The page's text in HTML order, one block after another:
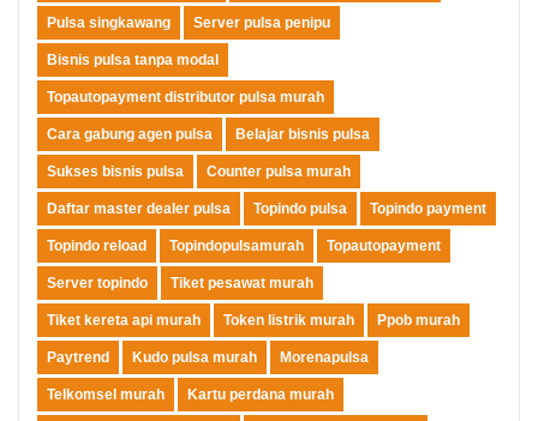
Pulsa singkawang Server pulsa penipu
Bisnis pulsa tanpa modal
Topautopayment distributor pulsa murah
Cara gabung agen pulsa Belajar bisnis pulsa
Sukses bisnis pulsa Counter pulsa murah
Daftar master dealer pulsa Topindo pulsa Topindo payment
Topindo reload Topindopulsamurah Topautopayment
Server topindo Tiket pesawat murah
Tiket kereta api murah Token listrik murah Ppob murah
Paytrend Kudo pulsa murah Morenapulsa
Telkomsel murah Kartu perdana murah